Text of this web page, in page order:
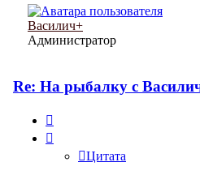
Василич+
Администратор
Re: На рыбалку с
Цитата